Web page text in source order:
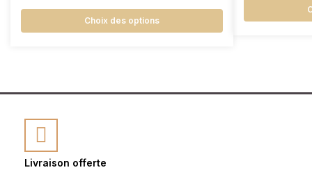
Choix des options
Livraison offerte